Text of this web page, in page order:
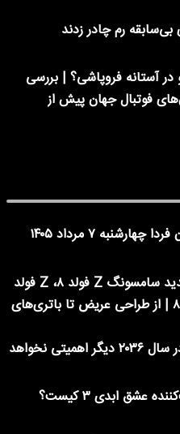
رم چادر زدند
در آستانه فروپاشی؟ | بررسی
فوتبال جهان پیش از
فوری | ادارات تهران فردا چهارشنبه ۷ مرداد ۱۴۰۵
معرفی سه مدل جدید سامسونگ Z فولد ۸، Z فولد
۸ اولترا و Z فلیپ ۸ | از طراحی عریض تا باتری‌های
ایلان ماسک: پول در سال ۲۰۳۶ دیگر اهمیتی نخواهد
عشق ابدی ۳ کیست؟